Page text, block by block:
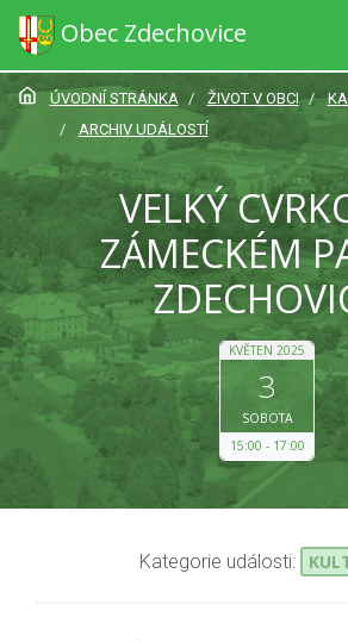
Obec Zdechovice
ÚVODNÍ STRÁNKA ŽIVOT V OBCI
ARCHIV UDÁLOSTÍ
VELKÝ
ZÁMECKÉM
KVĚTEN 2025
3
SOBOTA
15:00
17:00
Kategorie události: